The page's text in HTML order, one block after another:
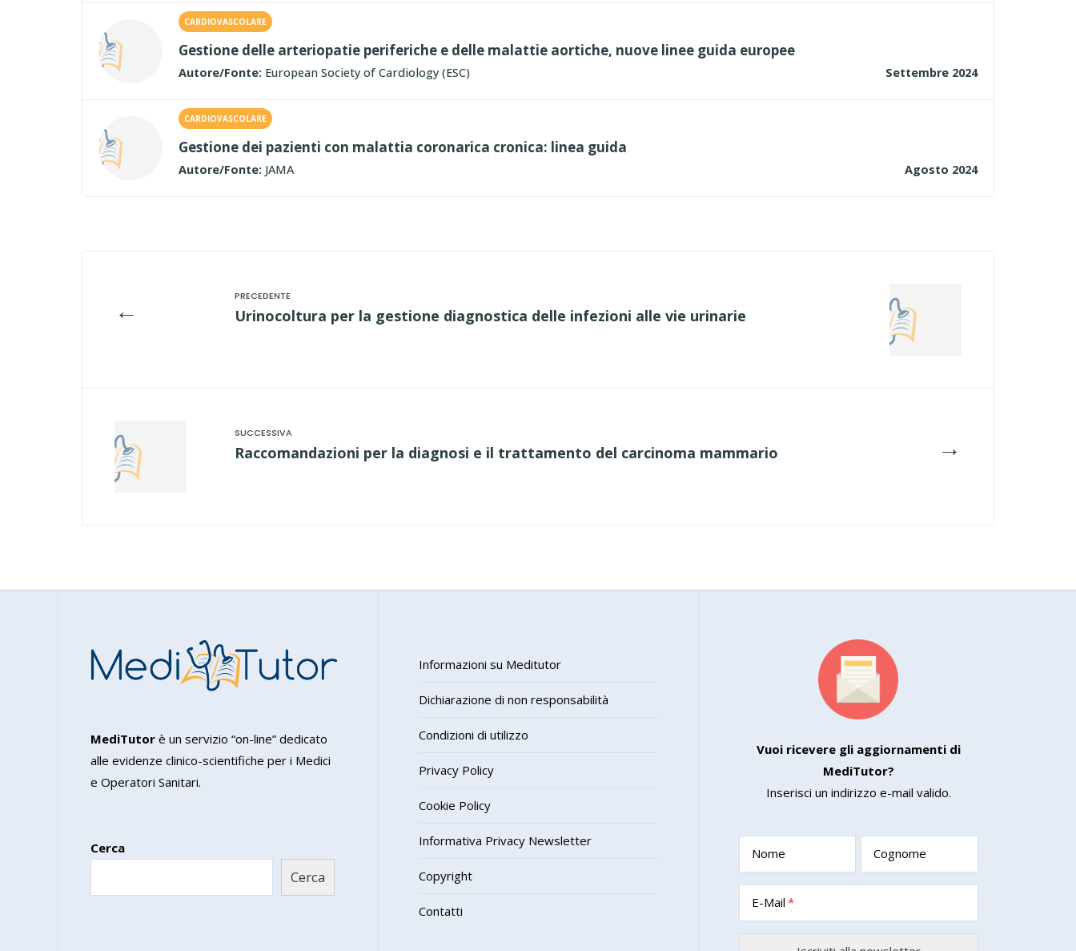
CARDIOVASCOLARE
Gestione delle arteriopatie periferiche e delle malattie aortiche, nuove linee guida europee
Autore/Fonte: European Society of Cardiology (ESC) Settembre 2024
CARDIOVASCOLARE
Gestione dei pazienti con malattia coronarica cronica: linea guida
Autore/Fonte: JAMA Agosto 2024
← Urinocoltura per la gestione diagnostica delle infezioni alle vie urinarie
→
Raccomandazioni per la diagnosi e il trattamento del carcinoma mammario
MediTutor è un servizio “on-line” dedicato
alle evidenze clinico-scientifiche per i Medici
e Operatori Sanitari.
Cerca
Cerca
Informazioni su Meditutor
Dichiarazione di non responsabilità
Condizioni di utilizzo
Privacy Policy
Cookie Policy
Informativa Privacy Newsletter
Copyright
Contatti
Vuoi ricevere gli aggiornamenti di
MediTutor?
Inserisci un indirizzo e-mail valido.
Nome Cognome
E-Mail